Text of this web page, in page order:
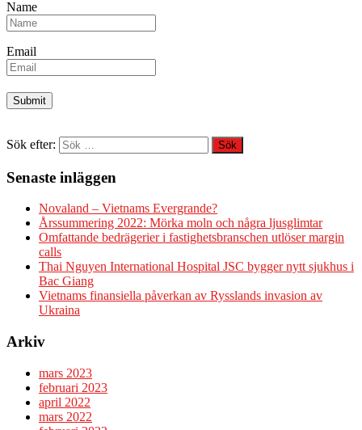
Name
Email
Sök efter:
Senaste inläggen
Novaland – Vietnams Evergrande?
Årssummering 2022: Mörka moln och några ljusglimtar
Omfattande bedrägerier i fastighetsbranschen utlöser margin
calls
Thai Nguyen International Hospital JSC bygger nytt sjukhus i
Bac Giang
Vietnams finansiella påverkan av Rysslands invasion av
Ukraina
Arkiv
mars 2023
februari 2023
april 2022
mars 2022